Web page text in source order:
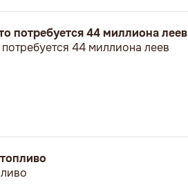
потребуется 44 миллиона леев
44 миллиона леев